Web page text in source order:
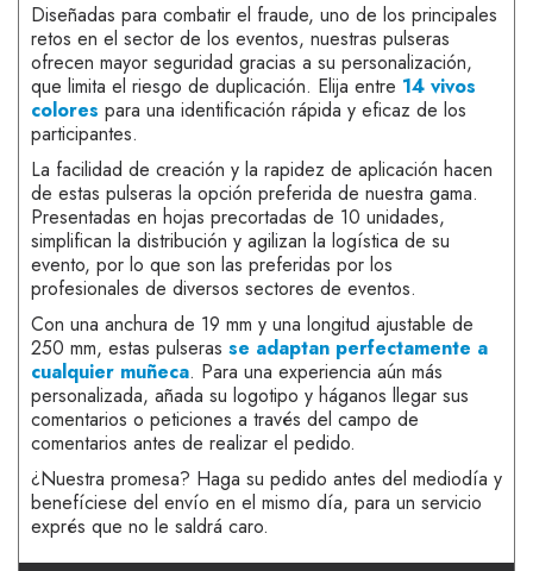
Diseñadas para combatir el fraude, uno de los principales
retos en el sector de los eventos, nuestras pulseras
ofrecen mayor seguridad gracias a su personalización,
que limita el riesgo de duplicación. Elija entre 14 vivos
colores para una identificación rápida y eficaz de los
participantes.
La facilidad de creación y la rapidez de aplicación hacen
de estas pulseras la opción preferida de nuestra gama.
Presentadas en hojas precortadas de 10 unidades,
simplifican la distribución y agilizan la logística de su
evento, por lo que son las preferidas por los
profesionales de diversos sectores de eventos.
Con una anchura de 19 mm y una longitud ajustable de
250 mm, estas pulseras se adaptan perfectamente a
cualquier muñeca. Para una experiencia aún más
personalizada, añada su logotipo y háganos llegar sus
comentarios o peticiones a través del campo de
comentarios antes de realizar el pedido.
¿Nuestra promesa? Haga su pedido antes del mediodía y
benefíciese del envío en el mismo día, para un servicio
exprés que no le saldrá caro.